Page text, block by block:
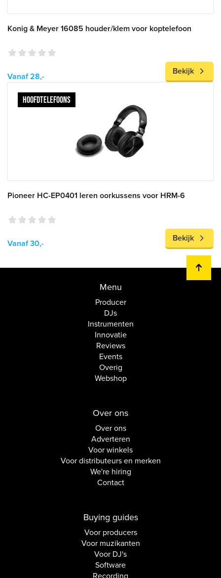
Konig & Meyer 16085 houder/klem voor koptelefoon
Vanaf 28,-
Bekijk
HOOFDTELEFOONS
Pioneer HC-EP0401 leren oorkussens voor HRM-6
Vanaf 30,-
Bekijk
Menu
Producer
DJs
Instrumenten
Innovatie
Reviews
Events
Overig
Webshop
Over ons
Over ons
Adverteren
Voor winkels
Voor distributeurs en merken
We're hiring
Contact
Buying guides
Voor producers
Voor muzikanten
Voor DJ's
Software
Recording